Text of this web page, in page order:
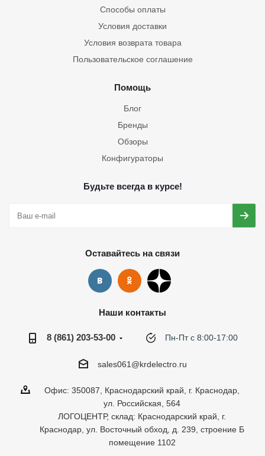
Способы оплаты
Условия доставки
Условия возврата товара
Пользовательское соглашение
Помощь
Блог
Бренды
Обзоры
Конфигураторы
Будьте всегда в курсе!
Оставайтесь на связи
Наши контакты
8 (861) 203-53-00 Пн-Пт с 8:00-17:00
sales061@krdelectro.ru
Офис: 350087, Краснодарский край, г. Краснодар,
ул. Российская, 564
ЛОГОЦЕНТР, склад: Краснодарский край, г.
Краснодар, ул. Восточный обход, д. 239, строение Б
помещение 1102